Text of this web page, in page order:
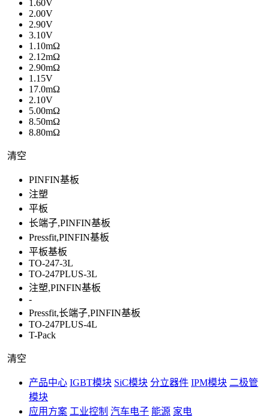
1.60V
2.00V
2.90V
3.10V
1.10mΩ
2.12mΩ
2.90mΩ
1.15V
17.0mΩ
2.10V
5.00mΩ
8.50mΩ
8.80mΩ
清空
PINFIN基板
注塑
平板
长端子,PINFIN基板
Pressfit,PINFIN基板
平板基板
TO-247-3L
TO-247PLUS-3L
注塑,PINFIN基板
-
Pressfit,长端子,PINFIN基板
TO-247PLUS-4L
T-Pack
清空
产品中心 IGBT模块 SiC模块 分立器件 IPM模块 二极管
模块
应用方案 工业控制 汽车电子 能源 家电